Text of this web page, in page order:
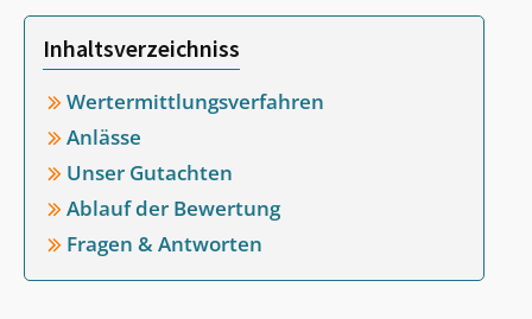
Inhaltsverzeichniss
Wertermittlungsverfahren
Anlässe
Unser Gutachten
Ablauf der Bewertung
Fragen & Antworten